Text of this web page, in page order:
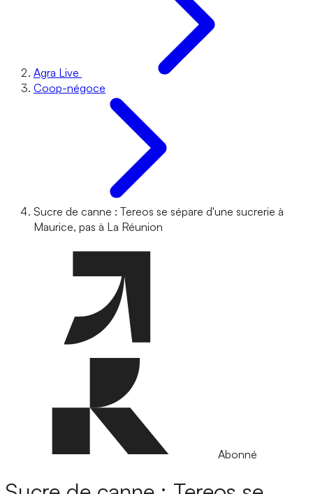
Agra Live
Coop-négoce
Sucre de canne : Tereos se sépare d'une sucrerie à
Maurice, pas à La Réunion
Abonné